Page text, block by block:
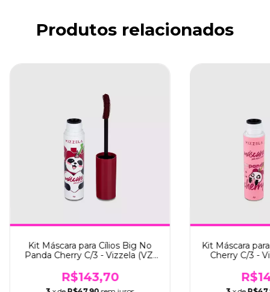
Produtos relacionados
Kit Máscara para Cílios Big No
Panda Cherry C/3 - Vizzela (VZ-
R$143,70
Kit Máscara
Cherry C/3 -